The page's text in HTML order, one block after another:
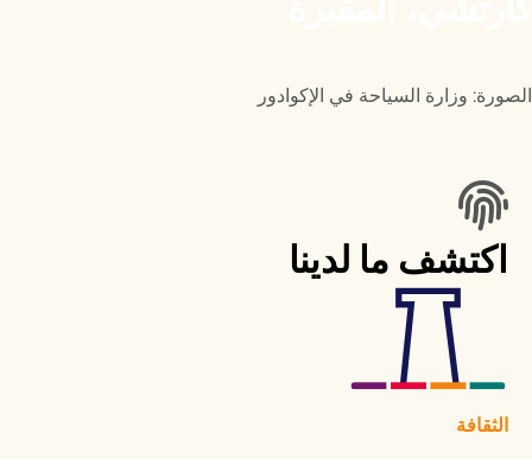
الصورة: وزارة السياحة في الإكوادور
اكتشف ما لدينا
الثقافة